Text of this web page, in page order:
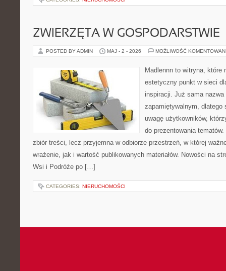
ZWIERZĘTA W GOSPODARSTWIE
POSTED BY ADMIN MAJ - 2 - 2026 MOŻLIWOŚĆ
Madlennn to witryna, które
estetyczny punkt w sieci
inspiracji. Już sama
zapamiętywalnym, dlatego
uwagę użytkowników,
do prezentowania
zbiór treści, lecz przyjemna w odbiorze przestrzeń, w której
wrażenie, jak i wartość publikowanych materiałów. Nowości na
Wsi i Podróże po […]
CATEGORIES: NIERUCHOMOŚCI